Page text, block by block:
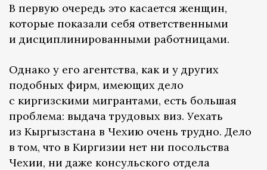
В первую очередь это касается женщин,
которые показали себя ответственными
и дисциплинированными работницами.
Однако у его агентства, как и у других
подобных фирм, имеющих дело
с киргизскими мигрантами, есть большая
проблема: выдача трудовых виз. Уехать
из Кыргызстана в Чехию очень трудно. Дело
в том, что в Киргизии нет ни посольства
Чехии, ни даже консульского отдела